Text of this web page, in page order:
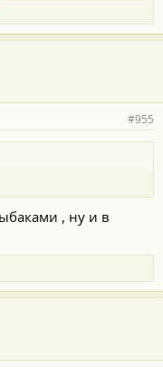
#955
, ну и в